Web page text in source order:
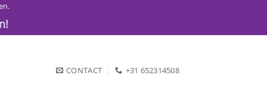
CONTACT +31 652314508